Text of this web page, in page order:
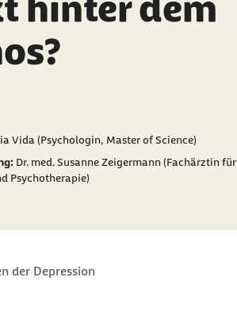
als
Vida (Psychologin, Master of Science)
Dr. med. Susanne Zeigermann (Fachärztin für
Psychotherapie)
der Depression